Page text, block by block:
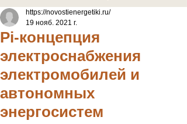
Pi-концепция
электроснабжения
электромобилей и
автономных
энергосистем
https://novostienergetiki.ru/
19 нояб. 2021 г.